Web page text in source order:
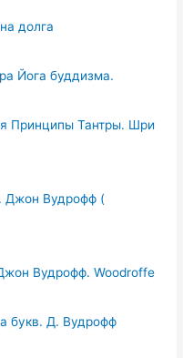
долга
Йога буддизма.
Принципы Тантры. Шри
Джон Вудрофф (
Вудрофф. Woodroffe
букв. Д. Вудрофф